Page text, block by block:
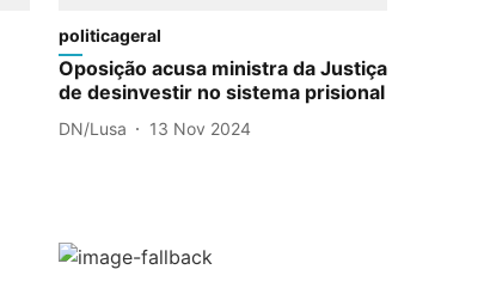
politicageral
Oposição acusa ministra da Justiça
de desinvestir no sistema prisional
DN/Lusa 13 Nov 2024